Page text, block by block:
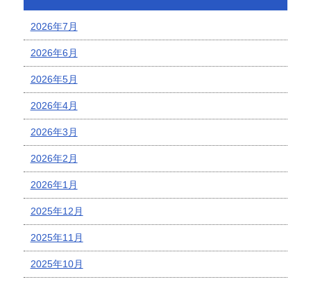
2026年7月
2026年6月
2026年5月
2026年4月
2026年3月
2026年2月
2026年1月
2025年12月
2025年11月
2025年10月